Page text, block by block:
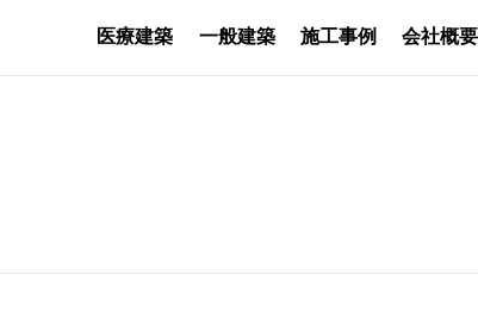
医療建築 一般建築 施工事例 会社概要